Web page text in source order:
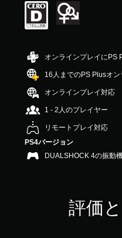
価
は
5
階
中
の
6
で
す
オンラインプレイにPS
16人までのPS Plusオ
オンラインプレイ対応
1 - 2人のプレイヤー
リモートプレイ対応
PS4バージョン
DUALSHOCK 4の振動
評価